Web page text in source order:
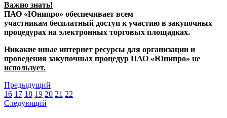
Важно знать!
ПАО «Юнипро» обеспечивает всем
участникам бесплатный доступ к участию в закупочных
процедурах на электронных торговых площадках.
Никакие иные интернет ресурсы для организации и
проведения закупочных процедур ПАО «Юнипро» не
использует.
Предыдущий
16 17 18 19 20 21 22
Следующий